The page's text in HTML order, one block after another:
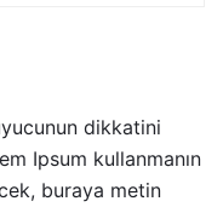
dikkatini
Ipsum kullanmanın
buraya metin